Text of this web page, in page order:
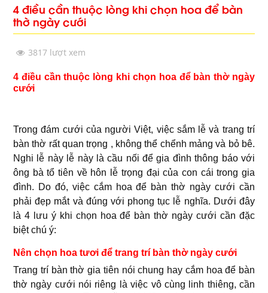
4 điều cần thuộc lòng khi chọn hoa để bàn
thờ ngày cưới
3817 lượt xem
4 điều cần thuộc lòng khi chọn hoa để bàn thờ ngày
cưới
Trong đám cưới của người Việt, việc sắm lễ và trang trí
bàn thờ rất quan trọng , không thể chểnh mảng và bỏ bê.
Nghi lễ này lễ này là cầu nối để gia đình thông báo với
ông bà tổ tiên về hôn lễ trọng đại của con cái trong gia
đình. Do đó, việc cắm hoa để bàn thờ ngày cưới cần
phải đẹp mắt và đúng với phong tục lễ nghĩa. Dưới đây
là 4 lưu ý khi chọn hoa để bàn thờ ngày cưới cần đặc
biệt chú ý:
Nên chọn hoa tươi để trang trí bàn thờ ngày cưới
Trang trí bàn thờ gia tiên nói chung hay cắm hoa để bàn
thờ ngày cưới nói riêng là việc vô cùng linh thiêng, cần